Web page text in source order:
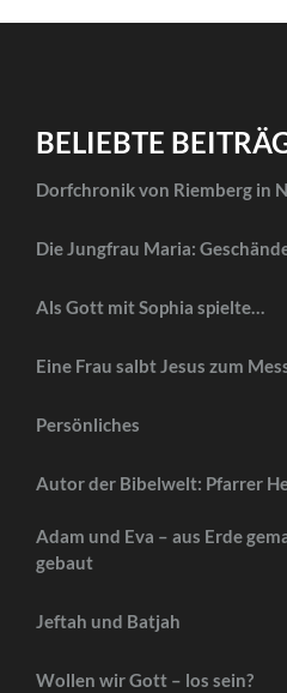
BELIEBTE
Dorfchronik von Riemberg in
Die Jungfrau Maria:
Als Gott mit Sophia spielte…
Eine Frau salbt Jesus zum
Persönliches
Autor der Bibelwelt: Pfarrer
Adam und Eva – aus Erde
gebaut
Jeftah und Batjah
Wollen wir Gott – los sein?